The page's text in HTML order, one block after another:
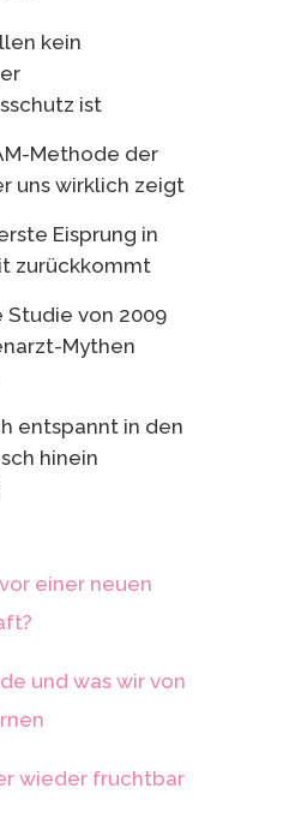
kein
ist
Methode der
uns wirklich zeigt
Eisprung in
zurückkommt
Studie von 2009
Mythen
entspannt in den
hinein
einer neuen
und was wir von
wieder fruchtbar